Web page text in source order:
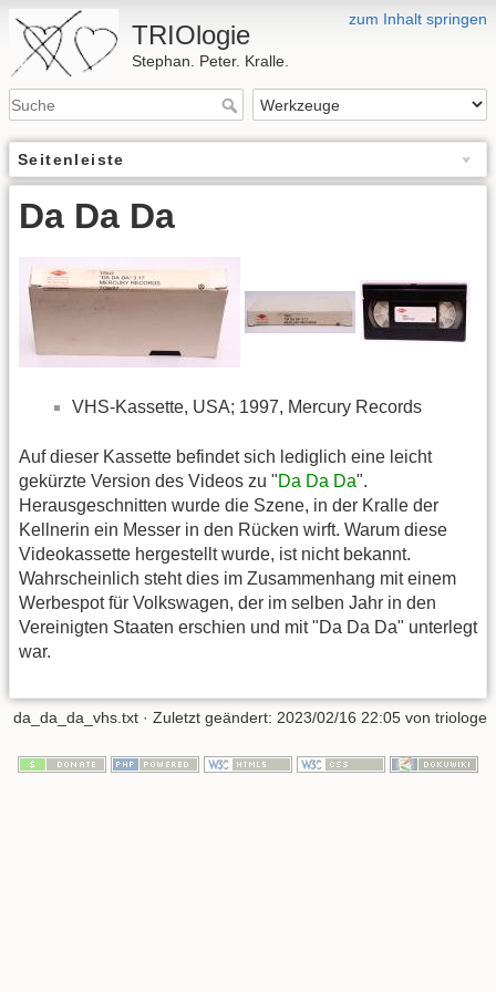
zum Inhalt springen
TRIOlogie
Stephan. Peter. Kralle.
Seitenleiste
Da Da Da
VHS-Kassette, USA; 1997, Mercury Records
Auf dieser Kassette befindet sich lediglich eine leicht
gekürzte Version des Videos zu "Da Da Da".
Herausgeschnitten wurde die Szene, in der Kralle der
Kellnerin ein Messer in den Rücken wirft. Warum diese
Videokassette hergestellt wurde, ist nicht bekannt.
Wahrscheinlich steht dies im Zusammenhang mit einem
Werbespot für Volkswagen, der im selben Jahr in den
Vereinigten Staaten erschien und mit "Da Da Da" unterlegt
war.
da_da_da_vhs.txt · Zuletzt geändert: 2023/02/16 22:05 von triologe